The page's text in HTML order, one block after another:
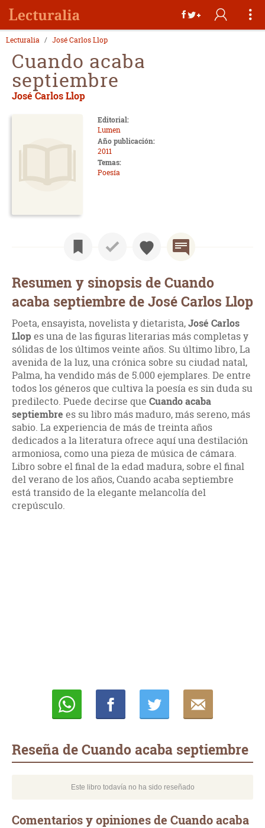
Lecturalia José Carlos Llop
Cuando acaba
septiembre
José Carlos Llop
Editorial:
Lumen
Año publicación:
2011
Temas:
Poesía
Resumen y sinopsis de Cuando
acaba septiembre de José Carlos Llop
Poeta, ensayista, novelista y dietarista,José Carlos
Llop es una de las figuras literarias más completas y
sólidas de los últimos veinte años. Su último libro, La
avenida de la luz, una crónica sobre su ciudad natal,
Palma, ha vendido más de 5.000 ejemplares. De entre
todos los géneros que cultiva la poesía es sin duda su
predilecto. Puede decirse que Cuando acaba
septiembre es su libro más maduro, más sereno, más
sabio. La experiencia de más de treinta años
dedicados a la literatura ofrece aquí una destilación
armoniosa, como una pieza de música de cámara.
Libro sobre el final de la edad madura, sobre el final
del verano de los años, Cuando acaba septiembre
está transido de la elegante melancolía del
crepúsculo.
Reseña de Cuando acaba septiembre
Este libro todavía no ha sido reseñado
Comentarios y opiniones de Cuando acaba